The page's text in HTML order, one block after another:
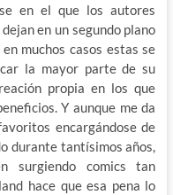
en el que los autores
en un segundo plano
muchos casos estas se
la mayor parte de su
propia en los que
Y aunque me da
encargándose de
durante tantísimos años,
surgiendo comics tan
hace que esa pena lo